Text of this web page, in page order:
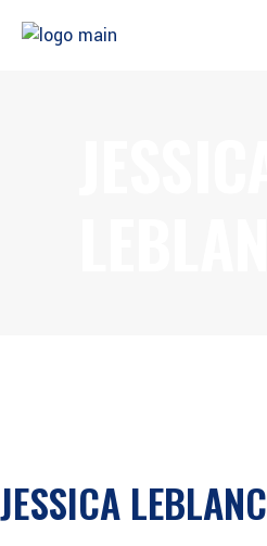
JESSICA LEBLANC